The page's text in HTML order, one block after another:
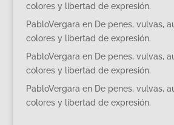
colores y libertad de expresión.
PabloVergara en De penes, vulvas,
colores y libertad de expresión.
PabloVergara en De penes, vulvas,
colores y libertad de expresión.
PabloVergara en De penes, vulvas,
colores y libertad de expresión.